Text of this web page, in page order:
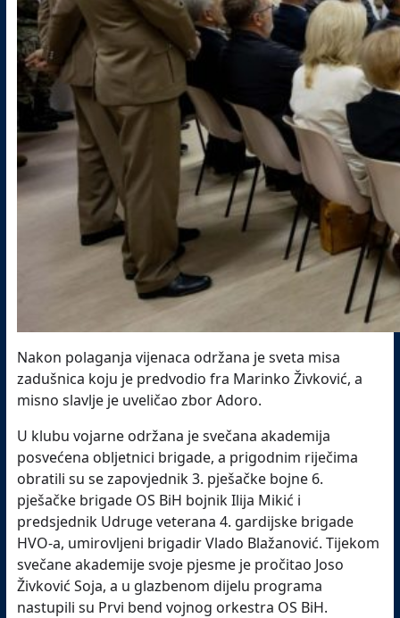
Nakon polaganja vijenaca održana je sveta misa
zadušnica koju je predvodio fra Marinko Živković, a
misno slavlje je uveličao zbor Adoro.
U klubu vojarne održana je svečana akademija
posvećena obljetnici brigade, a prigodnim riječima
obratili su se zapovjednik 3. pješačke bojne 6.
pješačke brigade OS BiH bojnik Ilija Mikić i
predsjednik Udruge veterana 4. gardijske brigade
HVO-a, umirovljeni brigadir Vlado Blažanović. Tijekom
svečane akademije svoje pjesme je pročitao Joso
Živković Soja, a u glazbenom dijelu programa
nastupili su Prvi bend vojnog orkestra OS BiH.